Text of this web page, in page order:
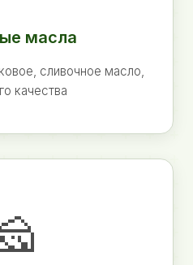
масла
сливочное масло,
качества